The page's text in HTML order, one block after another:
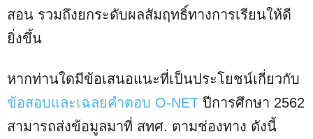
สอน รวมถึงยกระดับผลสัมฤทธิ์ทางการเรียนให้ดี
ยิ่งขึ้น
หากท่านใดมีข้อเสนอแนะที่เป็นประโยชน์เกี่ยวกับ
ข้อสอบและเฉลยคำตอบ O-NET ปีการศึกษา 2562
สามารถส่งข้อมูลมาที่ สทศ. ตามช่องทาง ดังนี้